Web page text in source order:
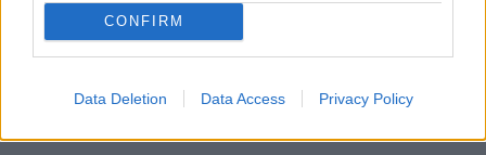
CONFIRM
Data Deletion Data Access Privacy Policy
Guaguas Municipales invita a los
participar en la edición 2021 del